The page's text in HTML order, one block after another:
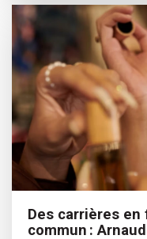
Des carrières
commun :